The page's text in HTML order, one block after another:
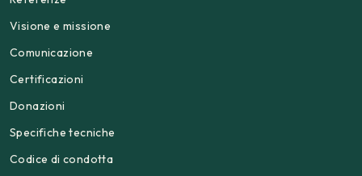
Visione e missione
Comunicazione
Certificazioni
Donazioni
Specifiche tecniche
Codice di condotta